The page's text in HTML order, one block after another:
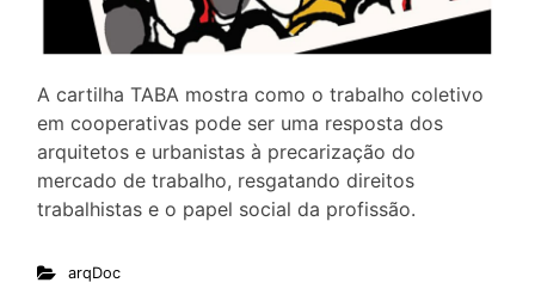
A cartilha TABA mostra como o trabalho coletivo
em cooperativas pode ser uma resposta dos
arquitetos e urbanistas à precarização do
mercado de trabalho, resgatando direitos
trabalhistas e o papel social da profissão.
arqDoc